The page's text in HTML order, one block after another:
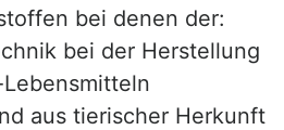
bei denen der:
bei der Herstellung
aus tierischer Herkunft